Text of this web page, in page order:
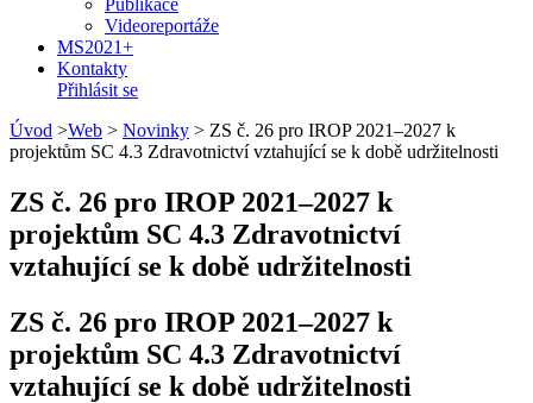
Publikace
Videoreportáže
MS2021+
Kontakty
Přihlásit se
Úvod >Web > Novinky > ZS č. 26 pro IROP 2021–2027 k
projektům SC 4.3 Zdravotnictví vztahující se k době udržitelnosti
ZS č. 26 pro IROP 2021–2027 k
projektům SC 4.3 Zdravotnictví
vztahující se k době udržitelnosti
ZS č. 26 pro IROP 2021–2027 k
projektům SC 4.3 Zdravotnictví
vztahující se k době udržitelnosti